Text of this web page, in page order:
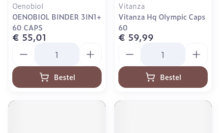
Oenobiol
OENOBIOL BINDER 3IN1+
60 CAPS
€ 55,01
Bestel
Vitanza
Vitanza Hq Olympic Caps
60
€ 59,99
Bestel